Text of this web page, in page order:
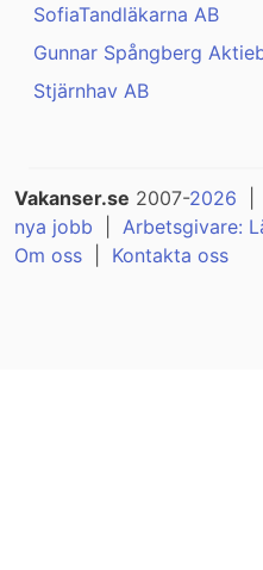
SofiaTandläkarna AB
Gunnar Spångberg
Stjärnhav AB
Vakanser.se 2007-2026
nya jobb
Arbetsgivare:
Om oss
Kontakta oss